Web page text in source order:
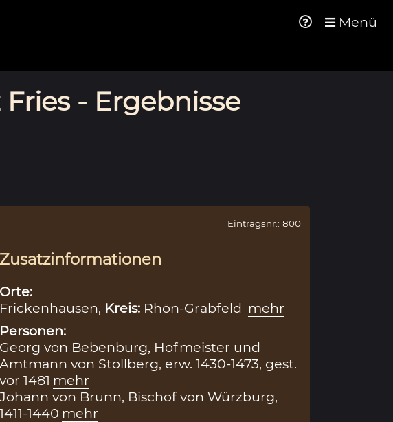
Menü
- Ergebnisse
Eintragsnr.: 800
Zusatzinformationen
Orte:
Frickenhausen, Kreis: Rhön-Grabfeld mehr
Personen:
Georg von Bebenburg, Hofmeister und
Amtmann von Stollberg, erw. 1430-1473, gest.
vor 1481 mehr
Johann von Brunn, Bischof von Würzburg,
1411-1440 mehr